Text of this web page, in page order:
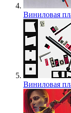
Виниловая
Виниловая